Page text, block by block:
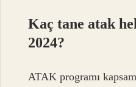
Kaç tane atak
2024?
ATAK programı